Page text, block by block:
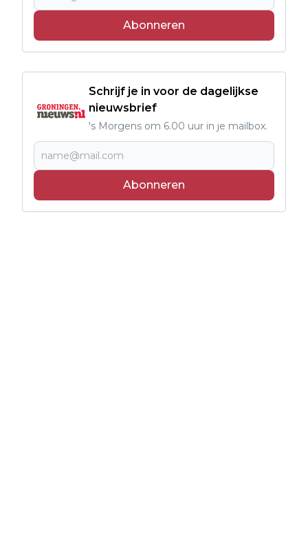
Abonneren
Schrijf je in voor de dagelijkse
nieuwsbrief
's Morgens om 6.00 uur in je mailbox.
Abonneren